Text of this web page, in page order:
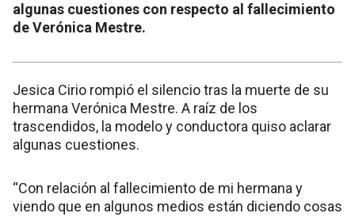
algunas cuestiones con respecto al fallecimiento
de Verónica Mestre.
Jesica Cirio rompió el silencio tras la muerte de su
hermana Verónica Mestre. A raíz de los
trascendidos, la modelo y conductora quiso aclarar
algunas cuestiones.
“Con relación al fallecimiento de mi hermana y
viendo que en algunos medios están diciendo cosas